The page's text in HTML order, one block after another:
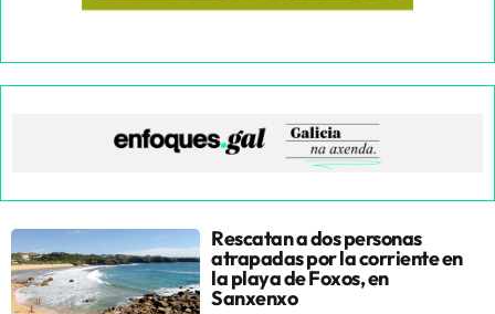
Rescatan a dos personas
atrapadas por la corriente en
la playa de Foxos, en
Sanxenxo